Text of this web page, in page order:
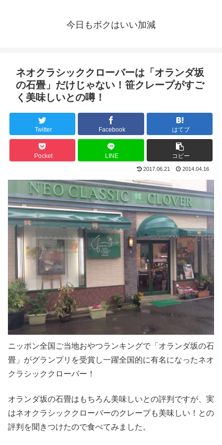
今日もボクはいい加減
ネオクラシッククローバーは「オランダ坂
の石畳」だけじゃない！笹クレープがすご
く美味しいとの噂！
Twitter Facebook はてブ
Pocket LINE コピー
2017.06.21 2014.04.16
ニッポン全国ご当地おやつランキングで「オランダ坂の石
畳」がグランプリを受賞し一躍全国的に有名になったネオ
クラシッククローバー！
オランダ坂の石畳はもちろん美味しいとの評判ですが、実
はネオクラシッククローバーのクレープも美味しい！との
評判を聞きつけたので食べてみました。